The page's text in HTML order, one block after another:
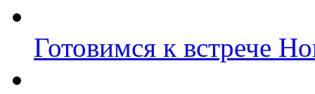
Готовимся к встрече